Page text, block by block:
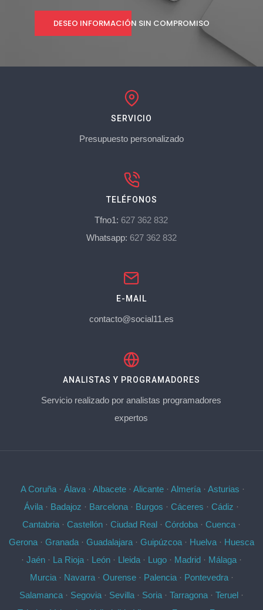
DESEO INFORMACIÓN SIN COMPROMISO
SERVICIO
Presupuesto personalizado
TELÉFONOS
Tfno1: 627 362 832
Whatsapp: 627 362 832
E-MAIL
contacto@social11.es
ANALISTAS Y PROGRAMADORES
Servicio realizado por analistas programadores
expertos
A Coruña· Álava· Albacete· Alicante· Almería· Asturias ·
Ávila · Badajoz · Barcelona · Burgos · Cáceres · Cádiz ·
Cantabria · Castellón · Ciudad Real · Córdoba · Cuenca ·
Gerona · Granada · Guadalajara · Guipúzcoa · Huelva · Huesca
· Jaén · La Rioja · León · Lleida · Lugo · Madrid · Málaga ·
Murcia· Navarra· Ourense· Palencia· Pontevedra·
Salamanca · Segovia · Sevilla · Soria · Tarragona · Teruel ·